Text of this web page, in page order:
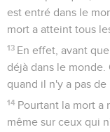
est entré dans le
mort a atteint tous
13 En effet, avant
déjà dans le
quand il n'y a pas de
14 Pourtant la mort a
même sur ceux qui